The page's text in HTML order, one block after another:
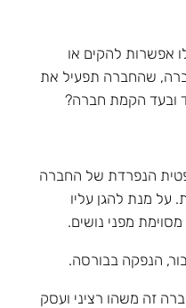
אפשרות להקים או
שהחברה תפעיל את
ובעד הקמת חברה?
הנפרדת של החברה
על מנת להגן עליו
מפני נושים.
הנפקה בבורסה.
זה משהו רציני ועסק